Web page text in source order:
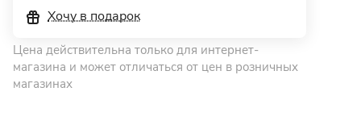
Хочу в подарок
Цена действительна только для интернет-
магазина и может отличаться от цен в розничных
магазинах